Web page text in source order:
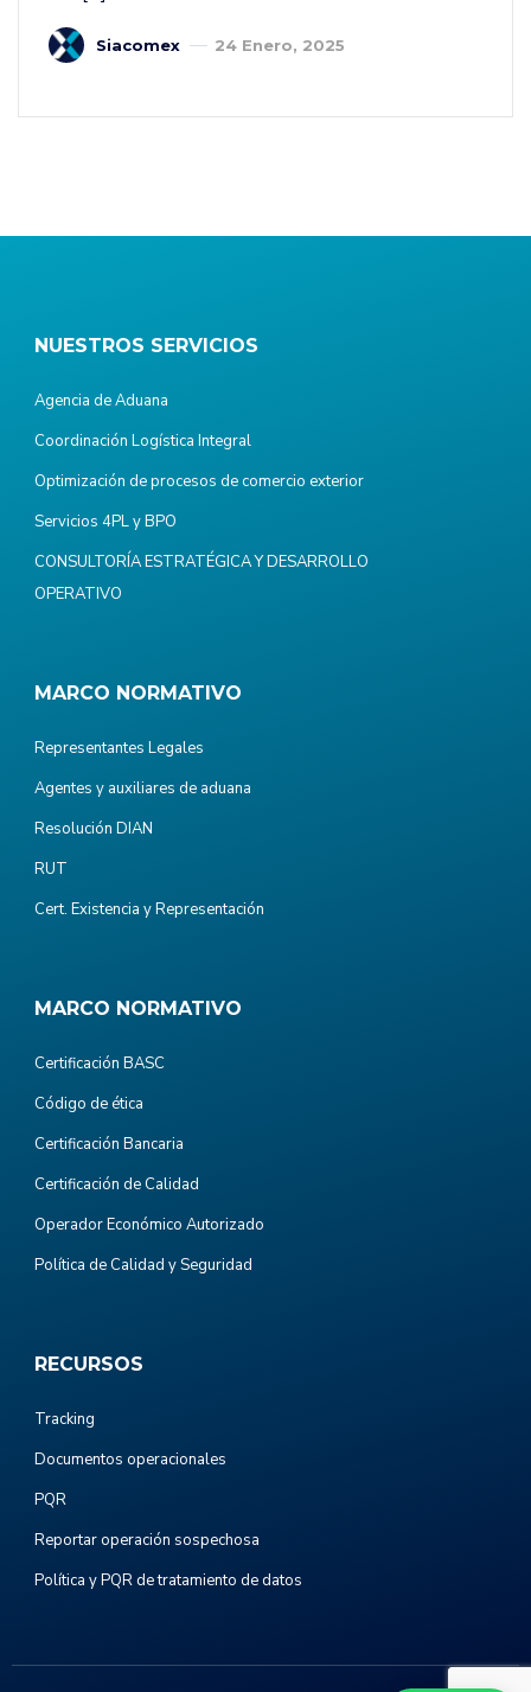
Siacomex 24 Enero, 2025
NUESTROS SERVICIOS
Agencia de Aduana
Coordinación Logística Integral
Optimización de procesos de comercio exterior
Servicios 4PL y BPO
CONSULTORÍA ESTRATÉGICA Y DESARROLLO
OPERATIVO
MARCO NORMATIVO
Representantes Legales
Agentes y auxiliares de aduana
Resolución DIAN
RUT
Cert. Existencia y Representación
MARCO NORMATIVO
Certificación BASC
Código de ética
Certificación Bancaria
Certificación de Calidad
Operador Económico Autorizado
Política de Calidad y Seguridad
RECURSOS
Tracking
Documentos operacionales
PQR
Reportar operación sospechosa
Política y PQR de tratamiento de datos